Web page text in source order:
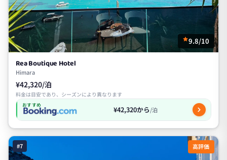
9.8/10
Rea Boutique Hotel
Himara
¥42,320/泊
料金は目安であり、シーズンにより異なります
おすすめ ¥42,320から/泊
#7 高評価